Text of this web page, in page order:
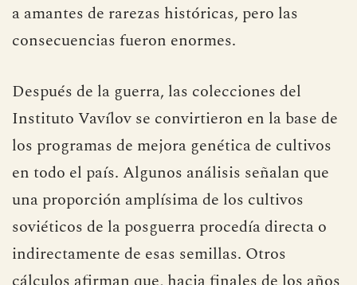
a amantes de rarezas históricas, pero las
consecuencias fueron enormes.
Después de la guerra, las colecciones del
Instituto Vavílov se convirtieron en la base de
los programas de mejora genética de cultivos
en todo el país. Algunos análisis señalan que
una proporción amplísima de los cultivos
soviéticos de la posguerra procedía directa o
indirectamente de esas semillas. Otros